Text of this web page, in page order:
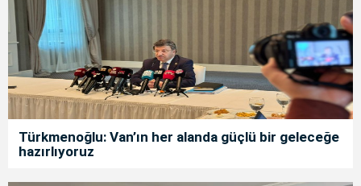
Türkmenoğlu: Van’ın her alanda güçlü bir geleceğe
hazırlıyoruz